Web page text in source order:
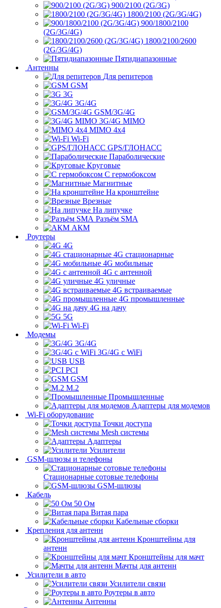
900/2100 (2G/3G)
1800/2100 (2G/3G/4G)
900/1800/2100
(2G/3G/4G)
1800/2100/2600
(2G/3G/4G)
Пятидиапазонные
Антенны
Для репитеров
GSM
3G
3G/4G
GSM/3G/4G
3G/4G MIMO
MIMO 4x4
Wi-Fi
GPS/ГЛОНАСС
Параболические
Круговые
С гермобоксом
Магнитные
На кронштейне
Врезные
На липучке
Разъём SMA
АКМ
Роутеры
4G
4G стационарные
4G мобильные
4G с антенной
4G уличные
4G встраиваемые
4G промышленные
4G на дачу
5G
Wi-Fi
Модемы
3G/4G
3G/4G с WiFi
USB
PCI
GSM
M.2
Промышленные
Адаптеры для модемов
Wi-Fi оборудование
Точки доступа
Mesh системы
Адаптеры
Усилители
GSM-шлюзы и телефоны
Стационарные сотовые телефоны
GSM-шлюзы
Кабель
50 Ом
Витая пара
Кабельные сборки
Крепления для антенн
Кронштейны для
антенн
Кронштейны для мачт
Мачты для антенн
Усилители в авто
Усилители связи
Роутеры в авто
Антенны